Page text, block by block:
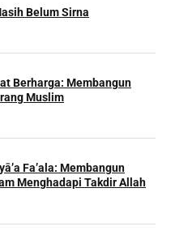
Belum Sirna
Berharga: Membangun
Muslim
Fa’ala: Membangun
Menghadapi Takdir Allah